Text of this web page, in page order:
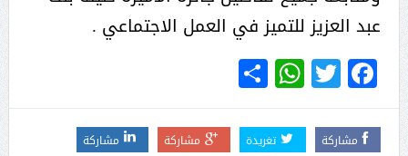
عبد العزيز للتميز في العمل الاجتماعي .
Facebook
Twitter
WhatsApp
Share
مشاركة تغريدة مشاركة
مشاركة